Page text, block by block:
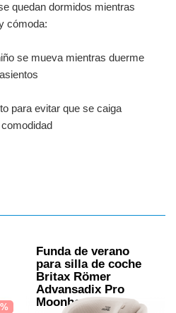
quedan dormidos mientras
cómoda:
se mueva mientras duerme
para evitar que se caiga
Funda de verano
para silla de coche
Britax Römer
Advansadix Pro
Moonbeam